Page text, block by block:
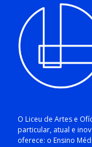
O Liceu de Artes e
particular, atual e
oferece: o Ensino